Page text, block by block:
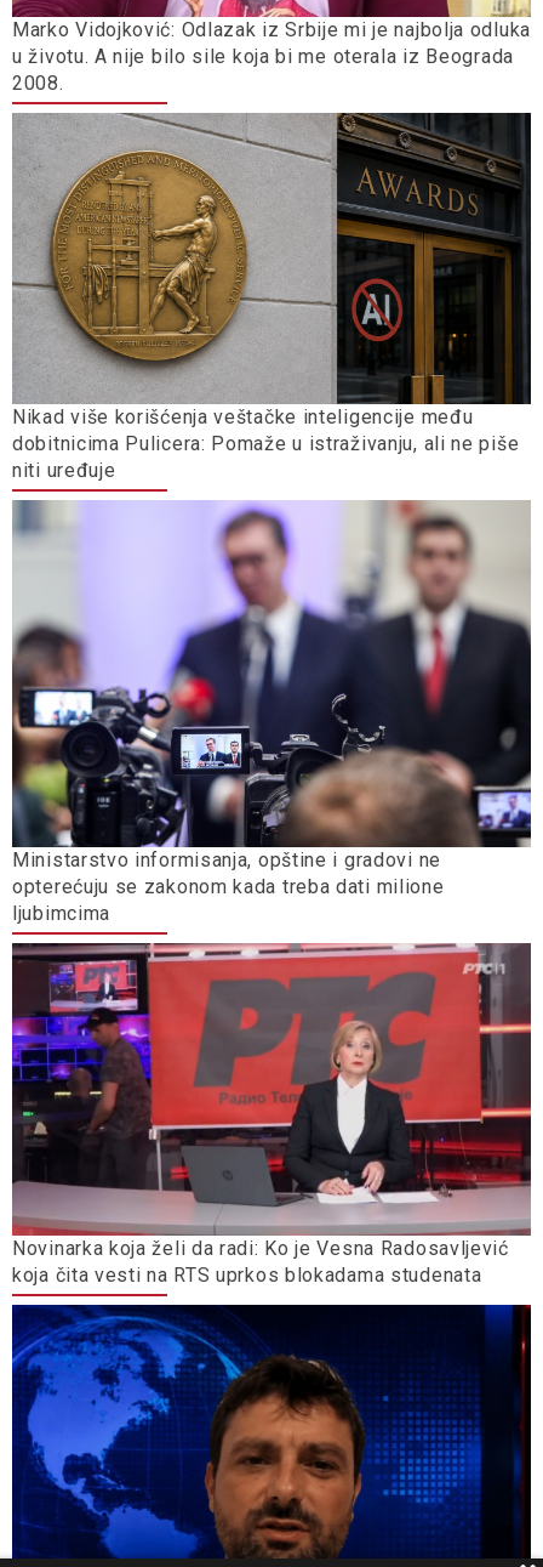
Marko Vidojković: Odlazak iz Srbije mi je najbolja odluka
u životu. A nije bilo sile koja bi me oterala iz Beograda
2008.
Nikad više korišćenja veštačke inteligencije među
dobitnicima Pulicera: Pomaže u istraživanju, ali ne piše
niti uređuje
Ministarstvo informisanja, opštine i gradovi ne
opterećuju se zakonom kada treba dati milione
ljubimcima
Novinarka koja želi da radi: Ko je Vesna Radosavljević
koja čita vesti na RTS uprkos blokadama studenata